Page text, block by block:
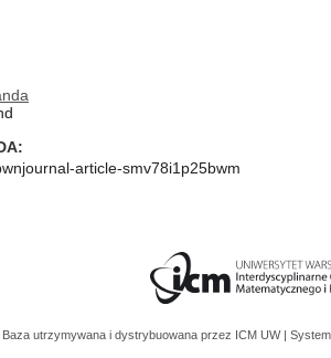
article-smv78i1p25bwm
Baza utrzymywana i dystrybuowana przez ICM UW |